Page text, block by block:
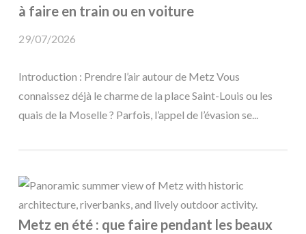
à faire en train ou en voiture
29/07/2026
Introduction : Prendre l’air autour de Metz Vous
connaissez déjà le charme de la place Saint-Louis ou les
quais de la Moselle ? Parfois, l’appel de l’évasion se...
Metz en été : que faire pendant les beaux